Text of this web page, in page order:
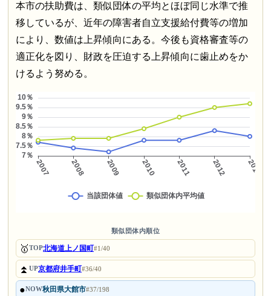
本市の扶助費は、類似団体の平均とほぼ同じ水準で推
移しているが、近年の障害者自立支援給付費等の増加
により、数値は上昇傾向にある。今後も資格審査等の
適正化を図り、財政を圧迫する上昇傾向に歯止めをか
けるよう努める。
類似団体内順位
🥇TOP北海道上ノ国町#1/40
⏫UP京都府井手町#36/40
●NOW秋田県大館市#37/198